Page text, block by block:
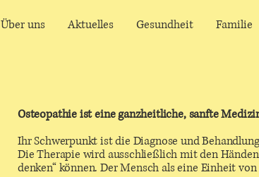
Über uns Aktuelles Gesundheit Familie
Osteopathie ist eine ganzheitliche, sanfte
Ihr Schwerpunkt ist die Diagnose und
Die Therapie wird ausschließlich mit den
denken“ können. Der Mensch als eine Einheit